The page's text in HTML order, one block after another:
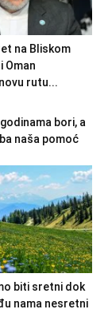
na Bliskom
Oman
rutu...
bori, a
naša pomoć
biti sretni dok
nama nesretni